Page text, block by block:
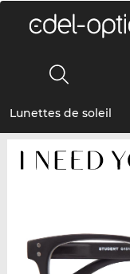
Lunettes de soleil